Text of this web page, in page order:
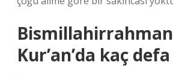
Kur’an’da kaç